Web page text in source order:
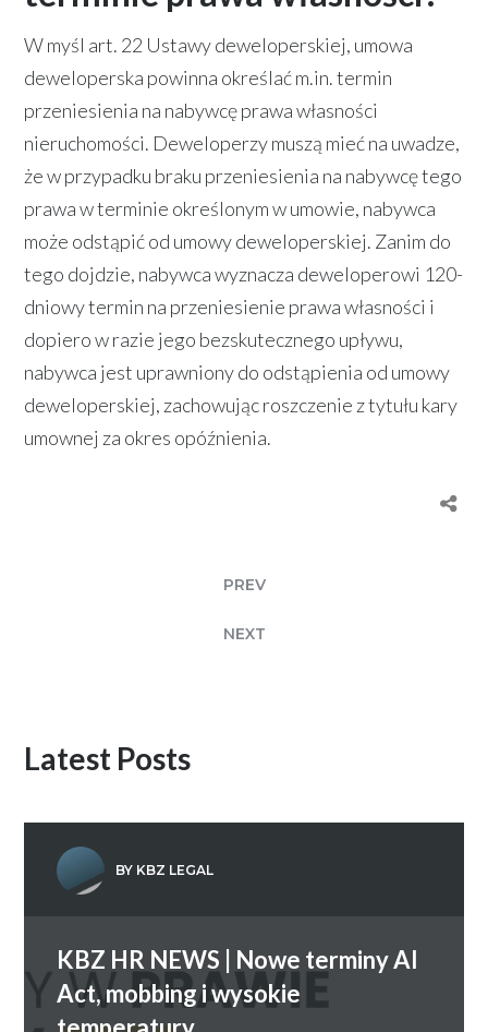
W myśl art. 22 Ustawy deweloperskiej, umowa
deweloperska powinna określać m.in. termin
przeniesienia na nabywcę prawa własności
nieruchomości. Deweloperzy muszą mieć na uwadze,
że w przypadku braku przeniesienia na nabywcę tego
prawa w terminie określonym w umowie, nabywca
może odstąpić od umowy deweloperskiej. Zanim do
tego dojdzie, nabywca wyznacza deweloperowi 120-
dniowy termin na przeniesienie prawa własności i
dopiero w razie jego bezskutecznego upływu,
nabywca jest uprawniony do odstąpienia od umowy
deweloperskiej, zachowując roszczenie z tytułu kary
umownej za okres opóźnienia.
PREV
NEXT
Latest Posts
BY KBZ LEGAL
KBZ HR NEWS | Nowe terminy AI
Act, mobbing i wysokie